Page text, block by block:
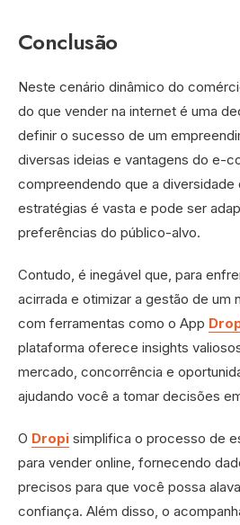
Conclusão
Neste cenário dinâmico do
do que vender na internet é uma
definir o sucesso de um
diversas ideias e vantagens do e-
compreendendo que a diversidade
estratégias é vasta e pode ser
preferências do público-alvo.
Contudo, é inegável que, para
acirrada e otimizar a gestão de um
com ferramentas como o App
plataforma oferece insights
mercado, concorrência e
ajudando você a tomar decisões
O Dropi simplifica o processo de
para vender online, fornecendo
precisos para que você possa
confiança. Além disso, o